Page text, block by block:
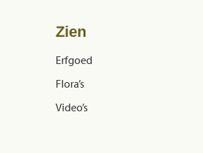
Zien
Erfgoed
Flora’s
Video’s